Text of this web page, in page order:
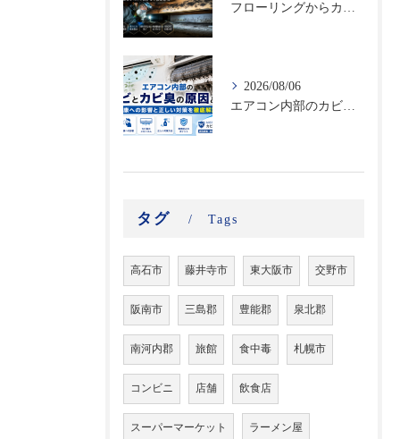
フローリングからカビ臭がする？床下に潜む黒カビの恐怖と建材劣化を防ぐ床下除カビ施工｜原因調査から再発防止まで徹底解説
2026/08/06
エアコン内部のカビとカビ臭の原因とは？健康への影響と正しい対策を徹底解説
タグ Tags
高石市 藤井寺市 東大阪市 交野市
阪南市 三島郡 豊能郡 泉北郡
南河内郡 旅館 食中毒 札幌市
コンビニ 店舗 飲食店
スーパーマーケット ラーメン屋